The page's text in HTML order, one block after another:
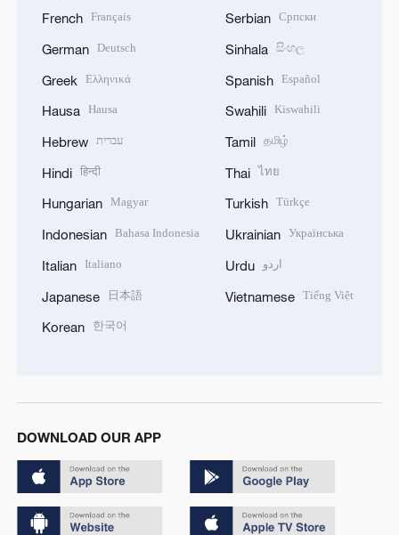
French Français
German Deutsch
Greek Ελληνικά
Hausa Hausa
Hebrew עברית
Hindi हिन्दी
Hungarian Magyar
Indonesian Bahasa Indonesia
Italian Italiano
Japanese 日本語
Korean 한국어
Serbian Српски
Sinhala සිංහල
Spanish Español
Swahili Kiswahili
Tamil தமிழ்
Thai ไทย
Turkish Türkçe
Ukrainian Українська
Urdu اردو
Vietnamese Tiếng Việt
DOWNLOAD OUR APP